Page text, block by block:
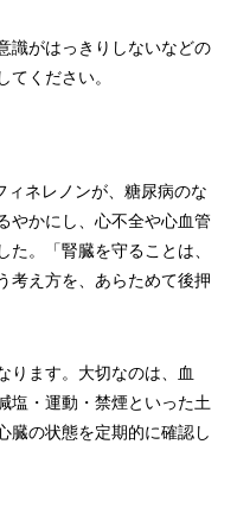
識がはっきりしないなどの
ください。
ネレノンが、糖尿病のな
やかにし、心不全や心血管
。「腎臓を守ることは、
考え方を、あらためて後押
ります。大切なのは、血
塩・運動・禁煙といった土
臓の状態を定期的に確認し